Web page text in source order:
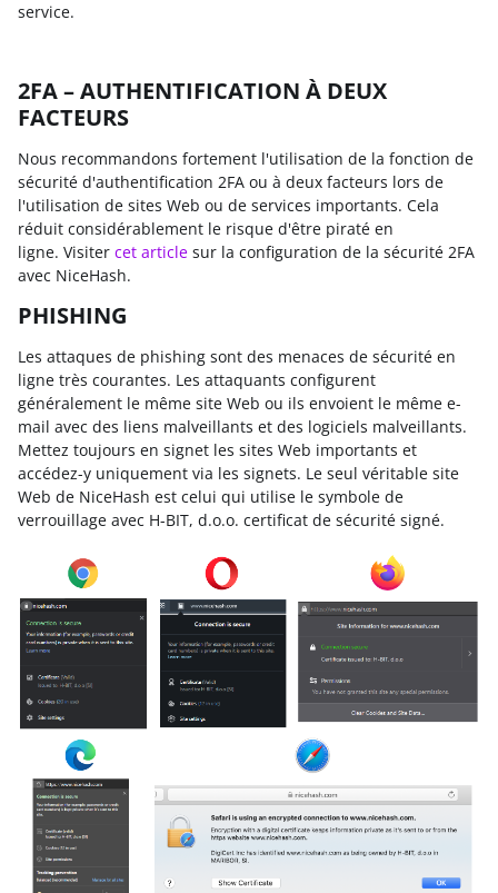
service.
2FA – AUTHENTIFICATION À DEUX
FACTEURS
Nous recommandons fortement l'utilisation de la fonction de
sécurité d'authentification 2FA ou à deux facteurs lors de
l'utilisation de sites Web ou de services importants. Cela
réduit considérablement le risque d'être piraté en
ligne. Visiter cet article sur la configuration de la sécurité 2FA
avec NiceHash.
PHISHING
Les attaques de phishing sont des menaces de sécurité en
ligne très courantes. Les attaquants configurent
généralement le même site Web ou ils envoient le même e-
mail avec des liens malveillants et des logiciels malveillants.
Mettez toujours en signet les sites Web importants et
accédez-y uniquement via les signets. Le seul véritable site
Web de NiceHash est celui qui utilise le symbole de
verrouillage avec H-BIT, d.o.o. certificat de sécurité signé.